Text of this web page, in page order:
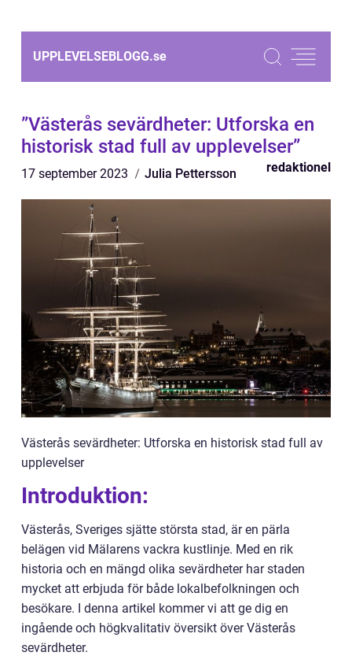
UPPLEVELSEBLOGG.se
”Västerås sevärdheter: Utforska en
historisk stad full av upplevelser”
17 september 2023 Julia Pettersson redaktionel
Västerås sevärdheter: Utforska en historisk stad full av
upplevelser
Introduktion:
Västerås, Sveriges sjätte största stad, är en pärla
belägen vid Mälarens vackra kustlinje. Med en rik
historia och en mängd olika sevärdheter har staden
mycket att erbjuda för både lokalbefolkningen och
besökare. I denna artikel kommer vi att ge dig en
ingående och högkvalitativ översikt över Västerås
sevärdheter.